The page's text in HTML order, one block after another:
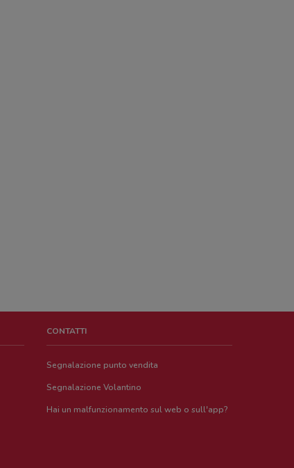
CONTATTI
Segnalazione punto vendita
Segnalazione Volantino
Hai un malfunzionamento sul web o sull'app?